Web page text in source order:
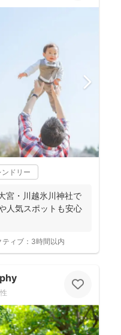
ドリー
宮・川越氷川神社で
人気スポットも安心
ィブ： 3時間以内